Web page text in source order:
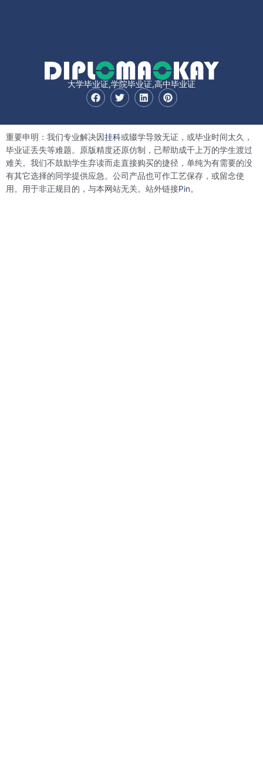
大学毕业证,学院毕业证,高中毕业证
F
a
o
o
k
T
w
t
e
r
L
i
d
i
n
P
i
r
e
s
t
重要申明：我们专业解决因挂科或辍学导致无证，或毕业时间太久，
毕业证丢失等难题。原版精度还原仿制，已帮助成千上万的学生渡过
难关。我们不鼓励学生弃读而走直接购买的捷径，单纯为有需要的没
有其它选择的同学提供应急。公司产品也可作工艺保存，或留念使
用。用于非正规目的，与本网站无关。站外链接Pin。